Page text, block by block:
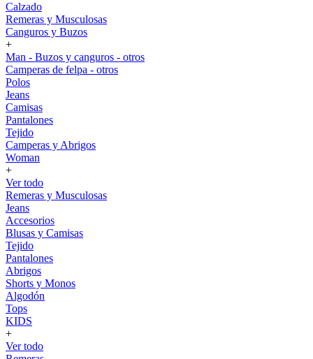
Calzado
Remeras y Musculosas
Canguros y Buzos
+
Man - Buzos y canguros - otros
Camperas de felpa - otros
Polos
Jeans
Camisas
Pantalones
Tejido
Camperas y Abrigos
Woman
+
Ver todo
Remeras y Musculosas
Jeans
Accesorios
Blusas y Camisas
Tejido
Pantalones
Abrigos
Shorts y Monos
Algodón
Tops
KIDS
+
Ver todo